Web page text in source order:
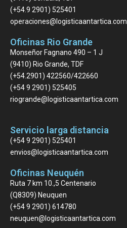
(+54.9 2901) 525401
operaciones@logisticaantartica.com
Oficinas Rio Grande
Monseñor Fagnano 490 – 1 J
(9410) Rio Grande, TDF
(+54.2901) 422560/422660
(+54 9 2901) 525405
riogrande@logisticaantartica.com
Servicio larga distancia
(+54 9 2901) 525401
envios@logisticaantartica.com
Oficinas Neuquén
Ruta 7 km 10.,5 Centenario
(Q8309) Neuquen
(+54 9 2901) 614780
neuquen@logisticaantartica.com